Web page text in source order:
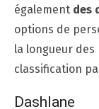
également des
options de
la longueur
classification
Dashlane